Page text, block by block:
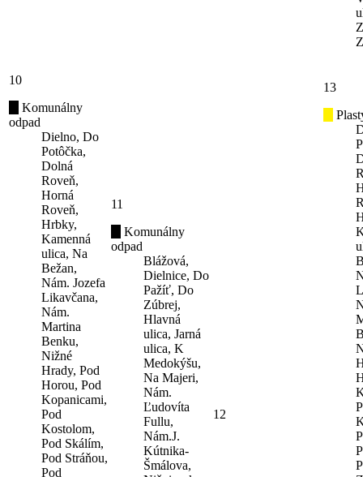
10
Komunálny
odpad
Dielno, Do
Potôčka,
Dolná
Roveň,
Horná
Roveň,
Hrbky,
Kamenná
ulica, Na
Bežan,
Nám. Jozefa
Likavčana,
Nám.
Martina
Benku,
Nižné
Hrady, Pod
Horou, Pod
Kopanicami,
Pod
Kostolom,
Pod Skálím,
Pod Stráňou,
Pod
11
Komunálny
odpad
Blážová,
Dielnice, Do
Pažíť, Do
Zúbrej,
Hlavná
ulica, Jarná
ulica, K
Medokýšu,
Na Majeri,
Nám.
Ľudovíta
Fullu,
Nám.J.
Kútnika-
Šmálova,
12
13